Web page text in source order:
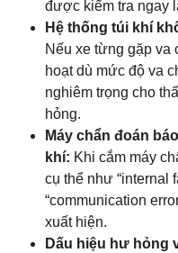
được kiểm tra ngay
Hệ thống túi khí
Nếu xe từng gặp va
hoạt dù mức độ va
nghiêm trọng cho
hỏng.
Máy chẩn đoán
khí: Khi cắm máy
cụ thể như “internal
“communication
xuất hiện.
Dấu hiệu hư hỏng